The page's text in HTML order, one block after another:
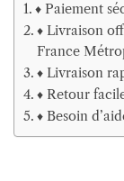
♦ Paiement
♦ Livraison
France
♦ Livraison
♦ Retour
♦ Besoin